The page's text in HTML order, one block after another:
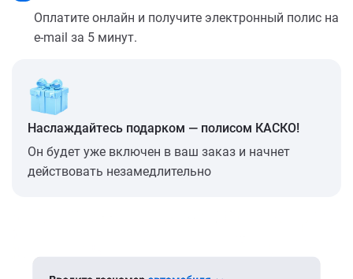
Оплатите онлайн и получите электронный полис на
e-mail за 5 минут.
Наслаждайтесь подарком — полисом КАСКО!
Он будет уже включен в ваш заказ и начнет
действовать незамедлительно